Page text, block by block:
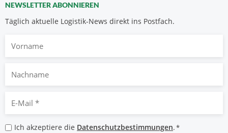
NEWSLETTER ABONNIEREN
Täglich aktuelle Logistik-News direkt ins Postfach.
Nachname
Mail
*
Datenschutzbestimmungen
Ich akzeptiere die Datenschutzbestimmungen.*